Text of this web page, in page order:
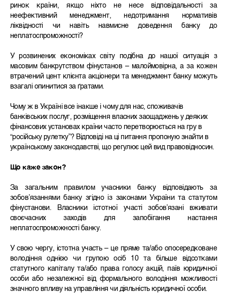
ринок країни, якщо ніхто не несе відповідальності за
неефективний менеджмент, недотримання нормативів
ліквідності чи навіть навмисне доведення банку до
неплатоспроможності?
У розвинених економіках світу подібна до нашої ситуація з
масовим банкрутством фінустанов – малоймовірна, а за кожен
втрачений цент клієнта акціонери та менеджмент банку можуть
взагалі опинитися за ґратами.
Чому ж в Україні все інакше і чому для нас, споживачів
банківських послуг, розміщення власних заощаджень у деяких
фінансових установах країни часто перетворюється на гру в
“російську рулетку”? Відповіді на ці питання пропоную знайти в
українському законодавстві, що регулює цей вид правовідносин.
Що каже закон?
За загальним правилом учасники банку відповідають за
зобов’язаннями банку згідно із законами України та статутом
фінустанови. Власники істотної участі зобов’язані вживати
своєчасних заходів для запобігання настання
неплатоспроможності банку.
У свою чергу, істотна участь – це пряме та/або опосередковане
володіння однією чи групою осіб 10 та більше відсотками
статутного капіталу та/або права голосу акцій, паїв юридичної
особи або незалежної від формального володіння можливості
значного впливу на управління чи діяльність юридичної особи.